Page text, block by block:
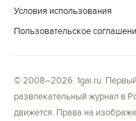
Условия использования
Пользовательское
© 2008–2026. 1gai.ru.
развлекательный журнал в
движется. Права на